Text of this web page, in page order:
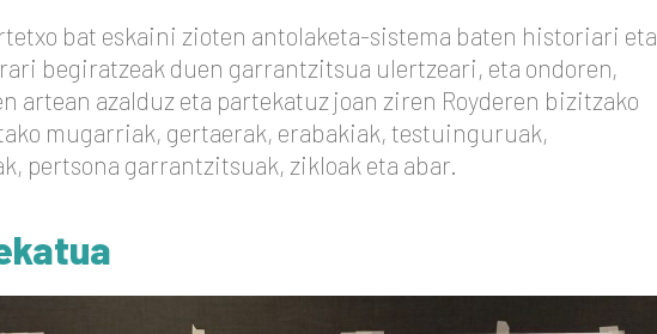
bat eskaini zioten antolaketa-sistema baten historiari eta
begiratzeak duen garrantzitsua ulertzeari, eta ondoren,
artean azalduz eta partekatuz joan ziren Royderen bizitzako
mugarriak, gertaerak, erabakiak, testuinguruak,
pertsona garrantzitsuak, zikloak eta abar.